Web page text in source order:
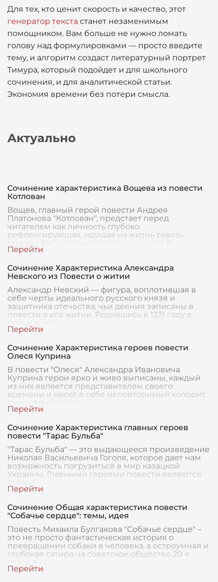
Для тех, кто ценит скорость и качество, этот
генератор текста станет незаменимым
помощником. Вам больше не нужно ломать
голову над формулировками — просто введите
тему, и алгоритм создаст литературный портрет
Тимура, который подойдет и для школьного
сочинения, и для аналитической статьи.
Экономия времени без потери смысла.
Актуально
Сочинение характеристика Вощева из повести
Котлован
Вощев, главный герой повести Андрея
Платонова "Котлован", предстает перед
читателем как личность глубоко
рефлексирующая, идущая на жизнь сквозь
призму философского поиска смысла. В
Сочинение Характеристика Александра
Невского из Повести о житии
Александр Невский — фигура, воплотившая в
себе черты идеального русского князя и
защитника отечества, чьи деяния записаны в
повести о его житии. Родившись в 1221 году в
Сочинение Характеристика героев повести
Олеся Куприна
В повести "Олеся" Александра Ивановича
Куприна герои ярко и живо выписаны, каждый
из них является представителем своего
времени и несет в себе неповторимый колорит.
Центральной фиг
Сочинение Характеристика главных героев
повести "Тарас Бульба"
"Тарас Бульба" — это выдающееся произведение
Николая Васильевича Гоголя, которое дает нам
возможность погрузиться в мир казацкой
Украины. Главными героями повести являются
Тарас Бу
Сочинение Общая характеристика повести
"Собачье сердце": темы, идея
Повесть Михаила Булгакова "Собачье сердце" –
это не просто фантастическая история о
превращении собаки в человека, а остроумная и
глубокая сатира на советское общество 20-х